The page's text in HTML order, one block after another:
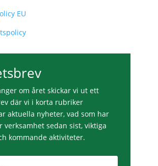
EU
om året skickar vi ut ett
där vi i korta rubriker
aktuella nyheter, vad som har
verksamhet sedan sist, viktiga
kommande aktiviteter.